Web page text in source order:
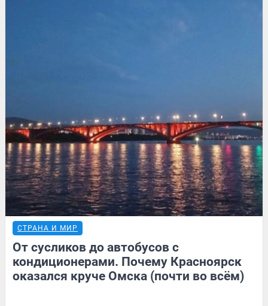
СТРАНА И МИР
От сусликов до автобусов с
кондиционерами. Почему Красноярск
оказался круче Омска (почти во всём)